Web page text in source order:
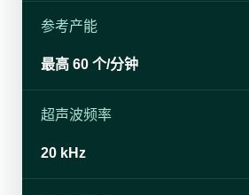
参考产能
最高 60 个/分钟
超声波频率
20 kHz